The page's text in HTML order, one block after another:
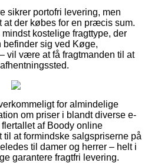
sikrer portofri levering, men
der købes for en præcis sum.
kostelige fragttype, der
befinder sig ved Køge,
vil være at få fragtmanden til at
for almindelige
om priser i blandt diverse e-
af Boody online
at formindske salgspriserne på
til damer og herrer – helt i
garantere fragtfri levering.